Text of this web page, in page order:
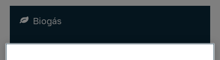
Biogás